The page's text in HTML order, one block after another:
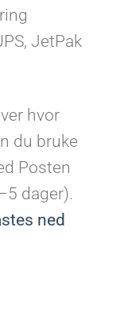
JetPak
hvor
du bruke
Posten
dager).
ned